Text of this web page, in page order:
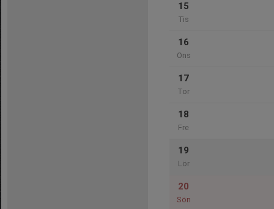
15
Tis
16
Ons
17
Tor
18
Fre
19
Lör
20
Sön